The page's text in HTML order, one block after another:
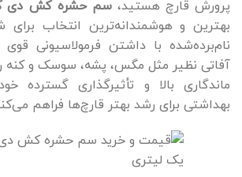
پرورش قارچ هستید،سم حشره کش دی
بهترین و هوشمندانه‌ترین انتخاب
نام‌برده‌شده با داشتن فرمولاسیونی
آفاتی نظیر مثل مگس، پشه، سوسک و کنه
ماندگاری بالا و تأثیرگذاری گسترده
بهداشتی برای رشد بهتر قارچ‌ها فراهم